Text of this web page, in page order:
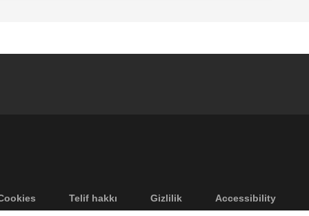
Telif hakkı Gizlilik Accessibility